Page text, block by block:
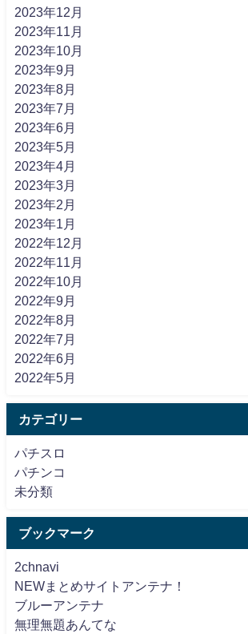
2023年12月
2023年11月
2023年10月
2023年9月
2023年8月
2023年7月
2023年6月
2023年5月
2023年4月
2023年3月
2023年2月
2023年1月
2022年12月
2022年11月
2022年10月
2022年9月
2022年8月
2022年7月
2022年6月
2022年5月
カテゴリー
パチスロ
パチンコ
未分類
ブックマーク
2chnavi
NEWまとめサイトアンテナ！
ブルーアンテナ
無理無題あんてな